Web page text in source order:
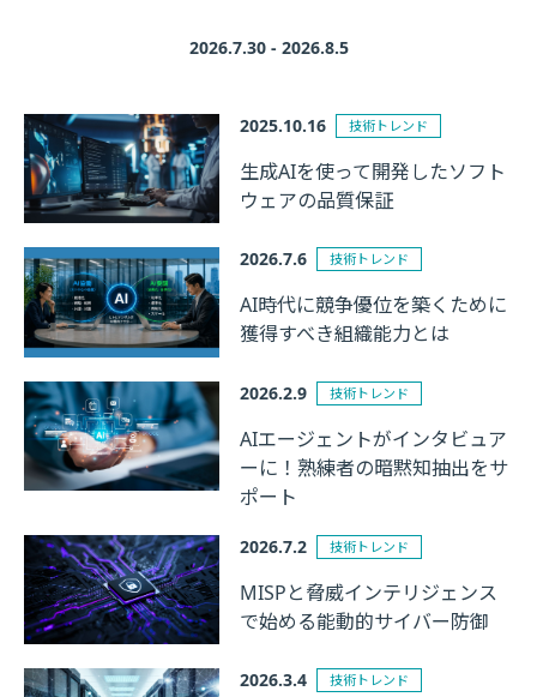
2026.7.30 - 2026.8.5
2025.10.16 技術トレンド
生成AIを使って開発したソフト
ウェアの品質保証
2026.7.6 技術トレンド
AI時代に競争優位を築くために
獲得すべき組織能力とは
2026.2.9 技術トレンド
AIエージェントがインタビュア
ーに！熟練者の暗黙知抽出をサ
ポート
2026.7.2 技術トレンド
MISPと脅威インテリジェンス
で始める能動的サイバー防御
2026.3.4 技術トレンド